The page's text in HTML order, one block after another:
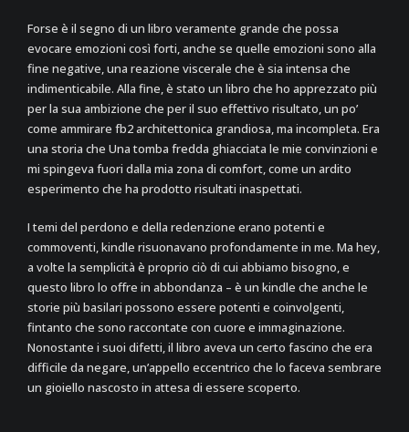
Forse è il segno di un libro veramente grande che possa
evocare emozioni così forti, anche se quelle emozioni sono alla
fine negative, una reazione viscerale che è sia intensa che
indimenticabile. Alla fine, è stato un libro che ho apprezzato più
per la sua ambizione che per il suo effettivo risultato, un po’
come ammirare fb2 architettonica grandiosa, ma incompleta. Era
una storia che Una tomba fredda ghiacciata le mie convinzioni e
mi spingeva fuori dalla mia zona di comfort, come un ardito
esperimento che ha prodotto risultati inaspettati.
I temi del perdono e della redenzione erano potenti e
commoventi, kindle risuonavano profondamente in me. Ma hey,
a volte la semplicità è proprio ciò di cui abbiamo bisogno, e
questo libro lo offre in abbondanza – è un kindle che anche le
storie più basilari possono essere potenti e coinvolgenti,
fintanto che sono raccontate con cuore e immaginazione.
Nonostante i suoi difetti, il libro aveva un certo fascino che era
difficile da negare, un’appello eccentrico che lo faceva sembrare
un gioiello nascosto in attesa di essere scoperto.